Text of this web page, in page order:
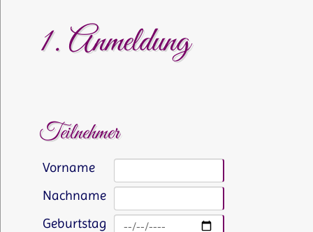
1. Anmeldung
Teilnehmer
Vorname
Nachname
Geburtstag